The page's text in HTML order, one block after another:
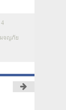
4
จญภัย